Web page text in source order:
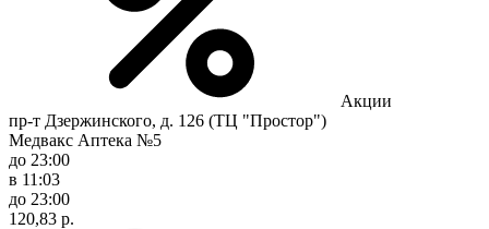
Акции
пр-т Дзержинского, д. 126 (ТЦ "Простор")
Медвакс Аптека №5
до 23:00
в 11:03
до 23:00
120,83 р.